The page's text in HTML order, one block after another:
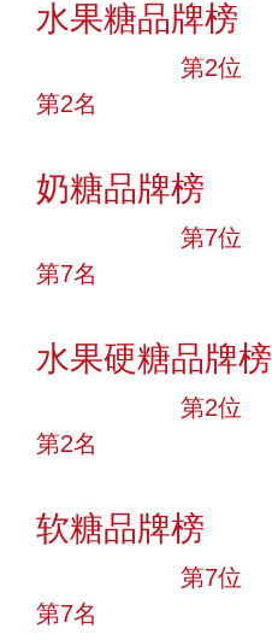
水果糖品牌榜
第2位
第2名
奶糖品牌榜
第7位
第7名
水果硬糖品牌榜
第2位
第2名
软糖品牌榜
第7位
第7名